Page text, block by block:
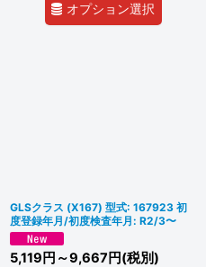
オプション選択
GLSクラス (X167) 型式: 167923 初
度登録年月/初度検査年月: R2/3〜
5,119 円 ～9,667 円(税別)